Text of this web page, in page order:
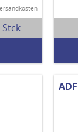
Stck